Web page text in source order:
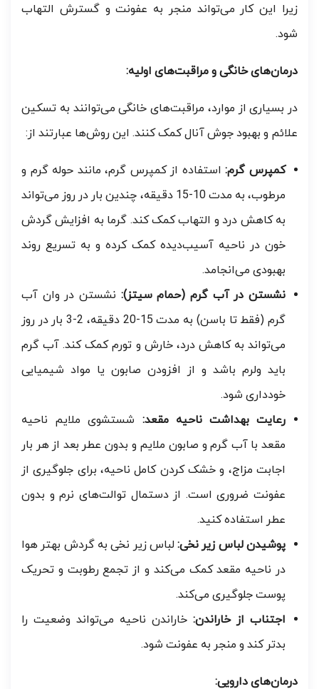
زیرا این کار می‌تواند منجر به عفونت و گسترش التهاب
شود.
درمان‌های خانگی و مراقبت‌های اولیه:
در بسیاری از موارد، مراقبت‌های خانگی می‌توانند به تسکین
علائم و بهبود جوش آنال کمک کنند. این روش‌ها عبارتند از:
کمپرس گرم:استفاده از کمپرس گرم، مانند حوله گرم و
مرطوب، به مدت 10-15 دقیقه، چندین بار در روز می‌تواند
به کاهش درد و التهاب کمک کند. گرما به افزایش گردش
خون در ناحیه آسیب‌دیده کمک کرده و به تسریع روند
بهبودی می‌انجامد.
نشستن در آب گرم (حمام سیتز): نشستن در وان آب
گرم (فقط تا باسن) به مدت 15-20 دقیقه، 2-3 بار در روز
می‌تواند به کاهش درد، خارش و تورم کمک کند. آب گرم
باید ولرم باشد و از افزودن صابون یا مواد شیمیایی
خودداری شود.
رعایت بهداشت ناحیه مقعد: شستشوی ملایم ناحیه
مقعد با آب گرم و صابون ملایم و بدون عطر بعد از هر بار
اجابت مزاج، و خشک کردن کامل ناحیه، برای جلوگیری از
عفونت ضروری است. از دستمال توالت‌های نرم و بدون
عطر استفاده کنید.
پوشیدن لباس زیر نخی:لباس زیر نخی به گردش بهتر هوا
در ناحیه مقعد کمک می‌کند و از تجمع رطوبت و تحریک
پوست جلوگیری می‌کند.
اجتناب از خاراندن: خاراندن ناحیه می‌تواند وضعیت را
بدتر کند و منجر به عفونت شود.
درمان‌های دارویی: